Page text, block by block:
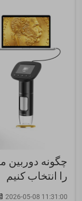
چگونه دوربین
را انتخاب کنیم
2026-05-08 11:31:00